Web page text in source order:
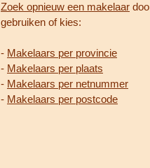
Zoek opnieuw een makelaar
gebruiken of kies:
- Makelaars per provincie
- Makelaars per plaats
- Makelaars per netnummer
- Makelaars per postcode